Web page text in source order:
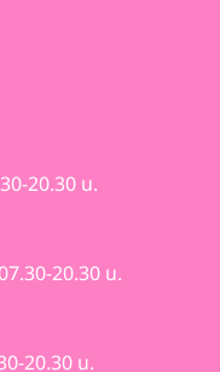
20.30 น.
20.30 น.
20.30 น.